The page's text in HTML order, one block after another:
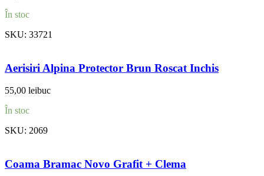
În stoc
SKU: 33721
Aerisiri Alpina Protector Brun Roscat Inchis
55,00 leibuc
În stoc
SKU: 2069
Coama Bramac Novo Grafit + Clema